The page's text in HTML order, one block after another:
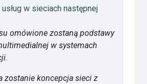
usług w sieciach następnej
omówione zostaną podstawy
w systemach
zostanie koncepcja sieci z